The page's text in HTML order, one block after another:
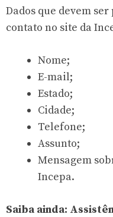
Dados que devem
contato no site da
Nome;
E-mail;
Estado;
Cidade;
Telefone;
Assunto;
Mensagem
Incepa.
Saiba ainda: